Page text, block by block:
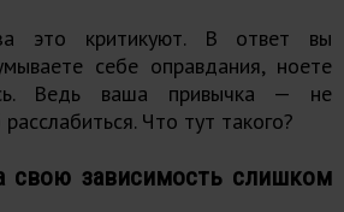
это критикуют. В ответ вы
себе оправдания, ноете
Ведь ваша привычка — не
Что тут такого?
свою зависимость слишком